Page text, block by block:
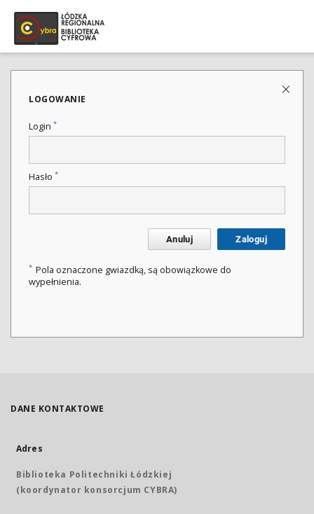
LOGOWANIE
Login *
Hasło *
Anuluj Zaloguj
* Pola oznaczone gwiazdką, są obowiązkowe do
wypełnienia.
DANE KONTAKTOWE
Adres
Biblioteka Politechniki Łódzkiej
(koordynator konsorcjum CYBRA)